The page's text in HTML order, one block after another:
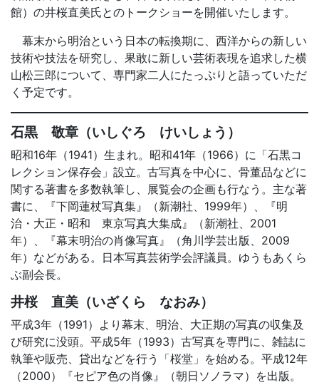
館）の井桜直美氏とのトークショーを開催いたします。
幕末から明治という日本の転換期に、西洋からの新しい
技術や技法を研究し、果敢に新しい芸術表現を追求した横
山松三郎について、専門家二人にたっぷりと語っていただ
く予定です。
石黒 敬章（いしぐろ けいしょう）
昭和16年（1941）生まれ。昭和41年（1966）に「石黒コ
レクション保存会」設立。古写真を中心に、骨董品などに
関する著書を多数執筆し、展覧会の企画も行なう。主な著
書に、『下岡蓮杖写真集』（新潮社、1999年）、『明
治・大正・昭和 東京写真大集成』（新潮社、2001
年）、『幕末明治の肖像写真』（角川学芸出版、2009
年）などがある。日本写真芸術学会評議員。ゆうもあくら
ぶ副会長。
井桜 直美（いざくら なおみ）
平成3年（1991）より幕末、明治、大正期の写真の収集及
び研究に没頭。平成5年（1993）古写真を専門に、雑誌に
執筆や販売、貸出などを行う「桜堂」を始める。平成12年
（2000）『セピア色の肖像』（朝日ソノラマ）を出版。